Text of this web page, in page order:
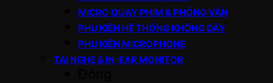
MICRO QUAY PHIM & PHỎNG VẤN
PHỤ KIỆN HỆ THỐNG KHÔNG DÂY
PHỤ KIỆN MICROPHONE
TAI NGHE & IN-EAR MONITOR